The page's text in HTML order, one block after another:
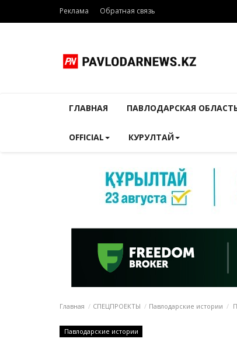
Реклама Обратная связь
ГЛАВНАЯ ПАВЛОДАРСКАЯ
OFFICIAL КУРУЛТАЙ
Главная СПЕЦПРОЕКТЫ Павлодарские истории
Павлодарские истории